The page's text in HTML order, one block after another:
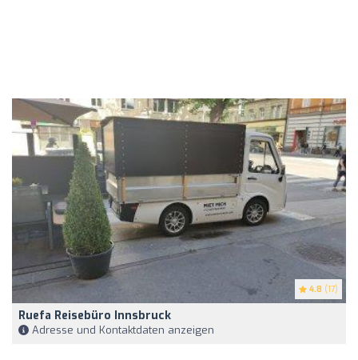
4.8 (17)
Ruefa Reisebüro Innsbruck
Adresse und Kontaktdaten anzeigen